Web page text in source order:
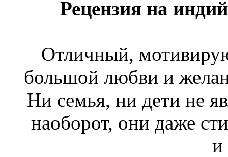
Рецензия на
Отличный,
большой любви и
Ни семья, ни дети не
наоборот, они даже
и